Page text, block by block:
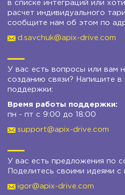
в списке интеграций или
расчет индивидуального
сообщите нам об этом по
d.savchuk@apix-drive.com
У вас есть вопросы или вам
созданию связи? Напишите
поддержки:
Время работы поддержки:
пн - пт с 9:00 до 18:00
support@apix-drive.com
У вас есть предложения по
Поделитесь своими идеями с
igor@apix-drive.com